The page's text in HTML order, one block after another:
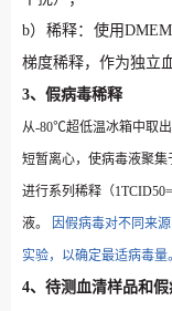
b）稀释：使用
梯度稀释，作为独立
3、假病毒稀释
从-80℃超低温冰箱中取
短暂离心，使病毒液聚
进行系列稀释（
液。 因假病毒对不同来
实验，以确定最适病毒量。
4、待测血清样品和